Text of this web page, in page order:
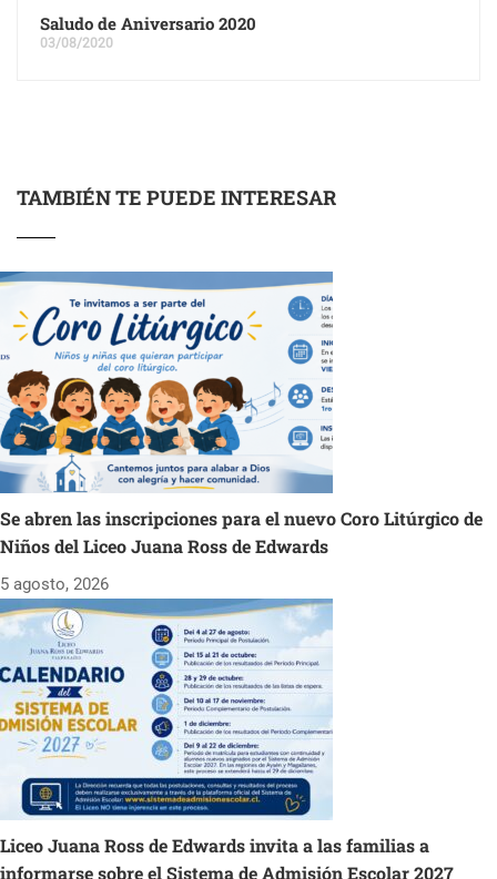
Saludo de Aniversario 2020
03/08/2020
TAMBIÉN TE PUEDE INTERESAR
Se abren las inscripciones para el nuevo Coro Litúrgico de
Niños del Liceo Juana Ross de Edwards
5 agosto, 2026
Liceo Juana Ross de Edwards invita a las familias a
informarse sobre el Sistema de Admisión Escolar 2027